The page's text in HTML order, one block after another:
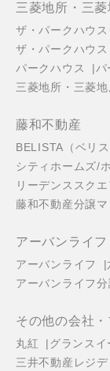
三菱地所・三
ザ・パークハウ
ザ・パークハウ
パークハウス
パ
三菱地所・三菱
藤和不動産
BELISTA（ベリス
シティホームズ/
リーデンススク
藤和不動産分譲
アーバンライフ
アーバンライフ
アーバンライフ
その他の会社・
丸紅 グランスイ
三井不動産レジ